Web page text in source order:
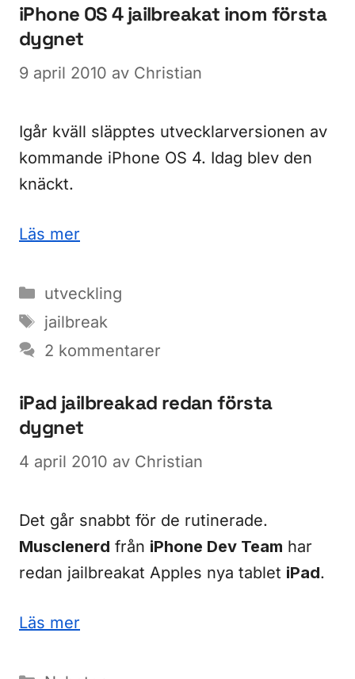
iPhone OS 4 jailbreakat inom första
dygnet
9 april 2010 av Christian
Igår kväll släpptes utvecklarversionen av
kommande iPhone OS 4. Idag blev den
knäckt.
Läs mer
Kategorier
utveckling
Etiketter
jailbreak
2 kommentarer
iPad jailbreakad redan första
dygnet
4 april 2010 av Christian
Det går snabbt för de rutinerade.
Musclenerd från iPhone Dev Team har
redan jailbreakat Apples nya tablet iPad.
Läs mer